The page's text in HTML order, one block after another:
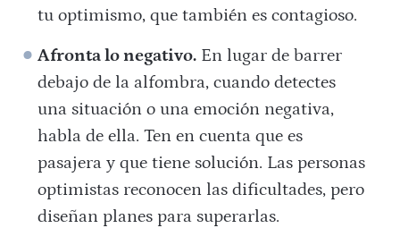
tu optimismo, que también es contagioso.
Afronta lo negativo. En lugar de barrer
debajo de la alfombra, cuando detectes
una situación o una emoción negativa,
habla de ella. Ten en cuenta que es
pasajera y que tiene solución. Las personas
optimistas reconocen las dificultades, pero
diseñan planes para superarlas.